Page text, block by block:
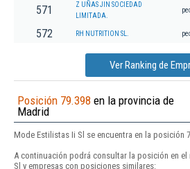
571
Z UÑAS JIN SOCIEDAD
LIMITADA.
572 RH NUTRITION SL.
Ver Ranking de
Posición 79.398 en la provincia de
Madrid
Mode Estilistas Ii Sl se encuentra en la posición
A continuación podrá consultar la posición en
Sl y empresas con posiciones similares: